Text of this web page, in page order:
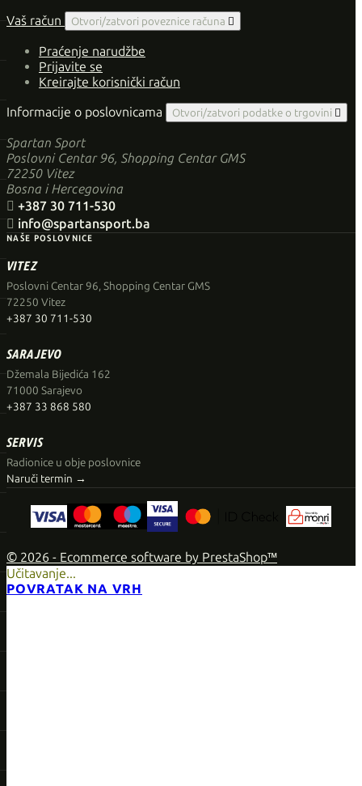
Vaš račun
Otvori/zatvori poveznice računa 
Praćenje narudžbe
Prijavite se
Kreirajte korisnički račun
Informacije o poslovnicama
Otvori/zatvori podatke o trgovini 
Spartan Sport
Poslovni Centar 96, Shopping Centar GMS
72250 Vitez
Bosna i Hercegovina
 +387 30 711-530
 info@spartansport.ba
NAŠE POSLOVNICE
VITEZ
Poslovni Centar 96, Shopping Centar GMS
72250 Vitez
+387 30 711-530
SARAJEVO
Džemala Bijedića 162
71000 Sarajevo
+387 33 868 580
SERVIS
Radionice u obje poslovnice
Naruči termin →
© 2026 - Ecommerce software by PrestaShop™
Učitavanje...
POVRATAK NA VRH